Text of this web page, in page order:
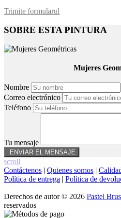
Trimite formularul
SOBRE ESTA PINTURA
Mujeres
Nombre
Correo electrónico
Teléfono
Tu mensaje
scroll
Contáctenos | Quienes somos |
Política de entrega | Política de
Derechos de autor © 2026 Pastel
reservados